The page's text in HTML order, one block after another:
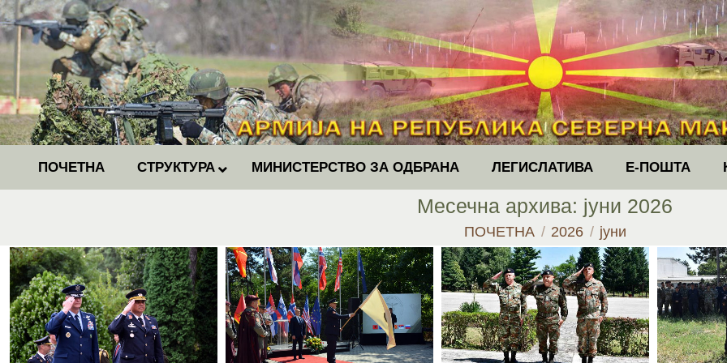
ПОЧЕТНА СТРУКТУРА МИНИСТЕРСТВО ЗА ОДБРАНА ЛЕГИСЛАТИВА Е-ПОШТА
Месечна архива: јуни 2026
You are here:
ПОЧЕТНА 2026 јуни